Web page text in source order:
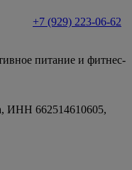
+7 (929) 223-06-62
питание и фитнес-
ИНН 662514610605,